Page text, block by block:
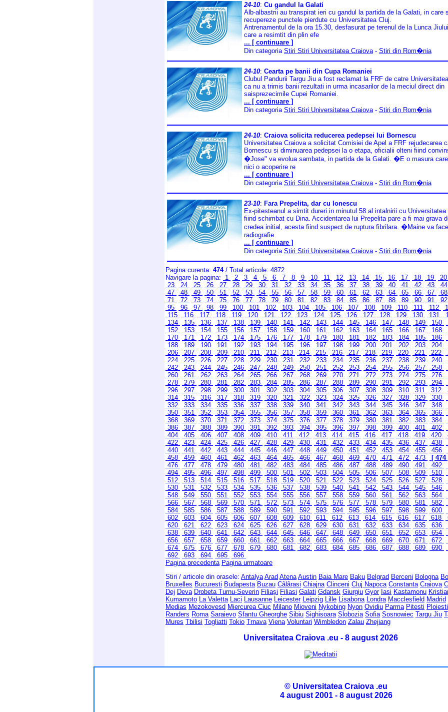
24-10: Cu gandul la Galati
Alb-albastrii au transpirat ieri cu gandul la partida de la Galati, in care
recupereze punctele pierdute cu Universitatea Cluj.
Antrenamentul de la ora 15.30, desfasurat pe terenul de la Lunca
care a resimtit din plin efe
... [ continuare ]
Din categoria Stiri Stiri Universitatea Craiova - Stiri din Rom�nia
24-10: Cearta pe banii din Cupa Romaniei
Clubul Pandurii Targu Jiu a fost reclamat la FRF de catre
ca nu a trimis banii rezultati in urma incasarilor de la meciul direct din
saisprezecimile Cupei Romaniei.
... [ continuare ]
Din categoria Stiri Stiri Universitatea Craiova - Stiri din Rom�nia
24-10: Craiova solicita reducerea pedepsei lui Bornescu
Universitatea Craiova a solicitat Comisiei de Apel a FRF rejudecarea
Bornescu si diminuarea pedepsei la o etapa, oficialii olteni fiind
�Jose" va evolua sambata, in partida de la Galati. �E o masura
nici o acoperire re
... [ continuare ]
Din categoria Stiri Stiri Universitatea Craiova - Stiri din Rom�nia
23-10: Fara Prepelita, dar cu Ionescu
Ex-pitesteanul a simtit dureri in minutul 58 al intalnirii cu Universitatea
fiind schimbat cu Dina. Accidentarea lui Prepelita pare a fi mai grava
credea initial, acesta fiind suspect de ruptura fibrilara. �Maine va
radiografie
... [ continuare ]
Din categoria Stiri Stiri Universitatea Craiova - Stiri din Rom�nia
Pagina curenta: 474/ Total articole: 4872
Navigare la pagina:
1 2 3 4 5 6 7 8 9 10 11 12 13 14 15 16 17 18 19
23
24 25 26 27 28 29 30 31 32 33 34 35 36 37 38 39 40 41 42 43
47
48 49 50 51 52 53 54 55 56 57 58 59 60 61 62 63 64 65 66 67
71
72 73 74 75 76 77 78 79 80 81 82 83 84 85 86 87 88 89 90 91
95
96 97 98 99 100 101 102 103 104 105 106 107 108 109 110 111 112
115
116 117 118 119 120 121 122 123 124 125 126 127 128 129 130 131
134
135 136 137 138 139 140 141 142 143 144 145 146 147 148 149 150
152
153 154 155 156 157 158 159 160 161 162 163 164 165 166 167 168
170
171 172 173 174 175 176 177 178 179 180 181 182 183 184 185 186
188
189 190 191 192 193 194 195 196 197 198 199 200 201 202 203 204
206
207 208 209 210 211 212 213 214 215 216 217 218 219 220 221 222
224
225 226 227 228 229 230 231 232 233 234 235 236 237 238 239 240
242
243 244 245 246 247 248 249 250 251 252 253 254 255 256 257 258
260
261 262 263 264 265 266 267 268 269 270 271 272 273 274 275 276
278
279 280 281 282 283 284 285 286 287 288 289 290 291 292 293 294
296
297 298 299 300 301 302 303 304 305 306 307 308 309 310 311 312
314
315 316 317 318 319 320 321 322 323 324 325 326 327 328 329 330
332
333 334 335 336 337 338 339 340 341 342 343 344 345 346 347 348
350
351 352 353 354 355 356 357 358 359 360 361 362 363 364 365 366
368
369 370 371 372 373 374 375 376 377 378 379 380 381 382 383 384
386
387 388 389 390 391 392 393 394 395 396 397 398 399 400 401 402
404
405 406 407 408 409 410 411 412 413 414 415 416 417 418 419 420
422
423 424 425 426 427 428 429 430 431 432 433 434 435 436 437 438
440
441 442 443 444 445 446 447 448 449 450 451 452 453 454 455 456
458
459 460 461 462 463 464 465 466 467 468 469 470 471 472 473
[ 474
476
477 478 479 480 481 482 483 484 485 486 487 488 489 490 491 492
494
495 496 497 498 499 500 501 502 503 504 505 506 507 508 509 510
512
513 514 515 516 517 518 519 520 521 522 523 524 525 526 527 528
530
531 532 533 534 535 536 537 538 539 540 541 542 543 544 545 546
548
549 550 551 552 553 554 555 556 557 558 559 560 561 562 563 564
566
567 568 569 570 571 572 573 574 575 576 577 578 579 580 581 582
584
585 586 587 588 589 590 591 592 593 594 595 596 597 598 599 600
602
603 604 605 606 607 608 609 610 611 612 613 614 615 616 617 618
620
621 622 623 624 625 626 627 628 629 630 631 632 633 634 635 636
638
639 640 641 642 643 644 645 646 647 648 649 650 651 652 653 654
656
657 658 659 660 661 662 663 664 665 666 667 668 669 670 671 672
674
675 676 677 678 679 680 681 682 683 684 685 686 687 688 689 690
692
693 694 695
696
Pagina precedenta Pagina urmatoare
Stiri / articole din orasele: Antalya Arad Atena Austin Baia Mare Baku Belgrad Berceni Bologna
Bruxelles Bucuresti Budapesta Buzau Cãlãrasi Chiajna Clinceni Cluj Napoca Constanta Craiova
Dej Deva Drobeta Turnu-Severin Filiași Filiasi Galati Gdansk Giurgiu Gyor Iasi Kastamonu
Kumamoto La Valetta Laci Lausanne Leicester Leipzig Lille Lisabona Londra Macclesfield Madrid
Medias Mezokovesd Miercurea Ciuc Milano Mioveni Nykobing Nyon Ovidiu Parma Pitesti Ploiesti
Randers Roma Saraievo Sfantu Gheorghe Sibiu Sighisoara Slobozia Sofia Sosnowiec Targu Jiu
Mures Tbilisi Togliatti Tokio Trnava Viena Voluntari Wimbledon Zalau Zhejiang
Universitatea Craiova .eu - 8 august 2026
© Universitatea Craiova .eu
4 august 2001 - 8 august 2026